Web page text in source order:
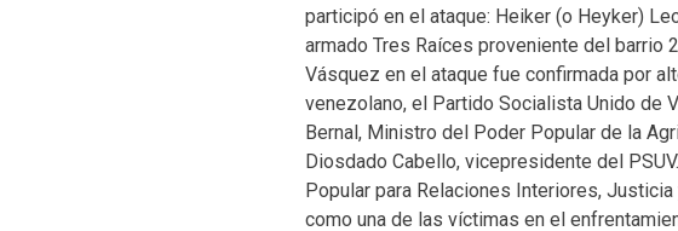
participó en el ataque: Heiker (o Heyker)
armado Tres Raíces proveniente del barrio
Vásquez en el ataque fue confirmada por
venezolano, el Partido Socialista Unido de
Bernal, Ministro del Poder Popular de la
Diosdado Cabello, vicepresidente del
Popular para Relaciones Interiores,
como una de las víctimas en el